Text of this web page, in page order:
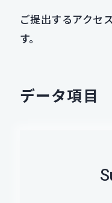
ご提出するアクセ
す。
データ項目